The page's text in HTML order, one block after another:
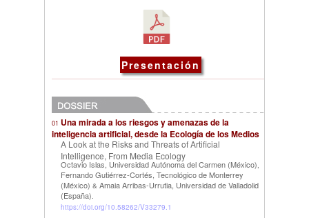
Presentación
01 Una mirada a los riesgos y amenazas de la
inteligencia artificial, desde la Ecología de los Medios
A Look at the Risks and Threats of Artificial
Intelligence, From Media Ecology
Octavio Islas, Universidad Autónoma del Carmen (México),
Fernando Gutiérrez-Cortés, Tecnológico de Monterrey
(México) & Amaia Arribas-Urrutia, Universidad de Valladolid
(España).
https://doi.org/10.58262/V33279.1